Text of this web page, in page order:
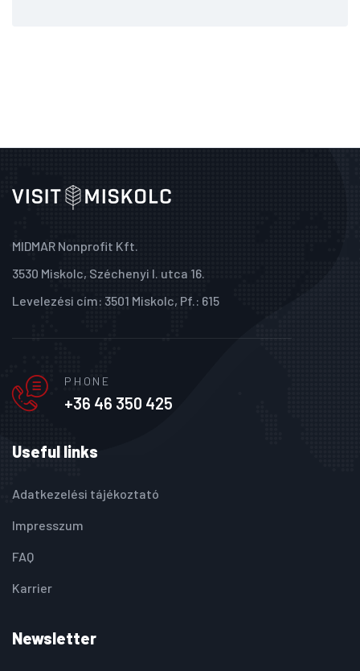
MIDMAR Nonprofit Kft.
3530 Miskolc, Széchenyi I. utca 16.
Levelezési cím: 3501 Miskolc, Pf.: 615
PHONE
+36 46 350 425
Useful links
Adatkezelési tájékoztató
Impresszum
FAQ
Karrier
Newsletter